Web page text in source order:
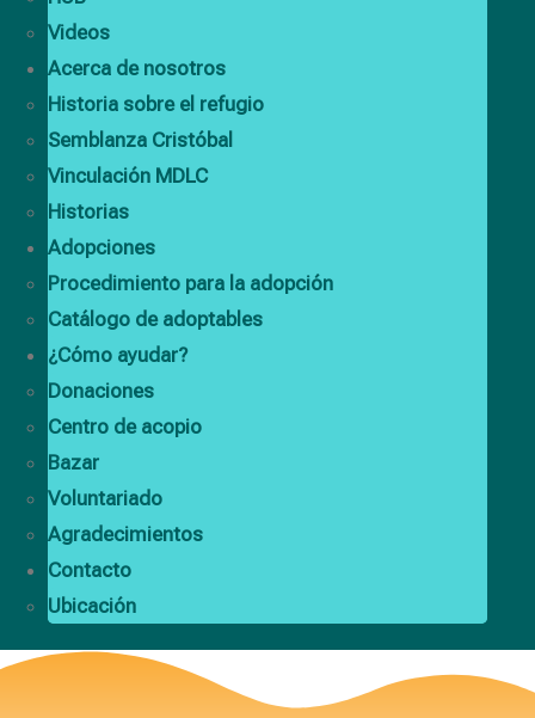
Videos
Acerca de nosotros
Historia sobre el refugio
Semblanza Cristóbal
Vinculación MDLC
Historias
Adopciones
Procedimiento para la adopción
Catálogo de adoptables
¿Cómo ayudar?
Donaciones
Centro de acopio
Bazar
Voluntariado
Agradecimientos
Contacto
Ubicación